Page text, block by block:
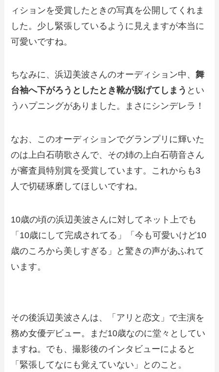
ィションを受賞したときの写真を公開してくれま
した。少し緊張しているように見えますが本当に
可愛いですね。
ちなみに、浜辺美波さんのオーディション中、舞
台袖へ下がろうとしたとき靴が脱げてしまう とい
うハプニングがありました。まさにシンデレラ！
なお、このオーディションでグランプリに輝いた
のは上白石萌歌さんで、その姉の上白石萌音さん
が審査員特別賞を受賞しています。これからも3
人で切磋琢磨してほしいですね。
10歳の頃の浜辺美波さんに対してネット上でも
「10歳にして完成されてる」「今も可愛いけど10
歳のころから美しすぎる」と驚きの声があふれて
います。
その後浜辺美波さんは、「アリと恋文」で主演を
務め女優デビュー。まだ10歳なのに堂々としてい
ますね。でも、撮影後のインタビューによると
「緊張してなにも覚えていない」とのこと。